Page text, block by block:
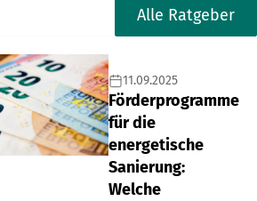
Alle Ratgeber
11.09.2025
Förderprogramme
für die
energetische
Sanierung:
Welche